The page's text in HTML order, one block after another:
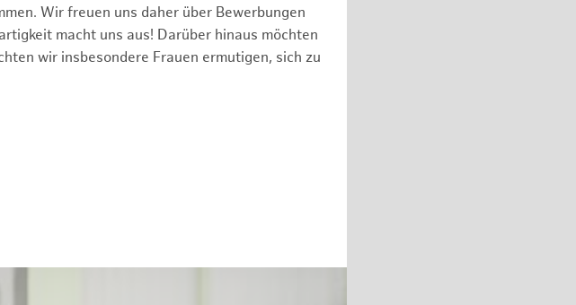
Wir freuen uns daher über Bewerbungen
macht uns aus! Darüber hinaus möchten
wir insbesondere Frauen ermutigen, sich zu